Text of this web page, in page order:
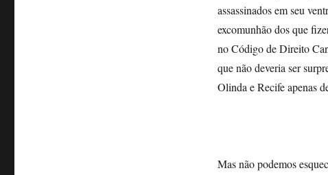
assassinados em seu
excomunhão dos que
no Código de Direito
que não deveria ser
Olinda e Recife apenas
Mas não podemos